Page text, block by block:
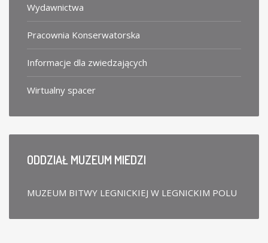
Wydawnictwa
Pracownia Konserwatorska
Informacje dla zwiedzających
Wirtualny spacer
ODDZIAŁMUZEUM MIEDZI
MUZEUM BITWY LEGNICKIEJ W LEGNICKIM POLU